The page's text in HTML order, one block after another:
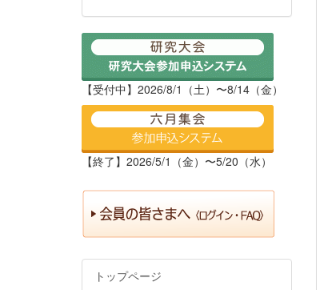
【受付中】2026/8/1（土）〜8/14（金）
【終了】2026/5/1（金）〜5/20（水）
トップページ